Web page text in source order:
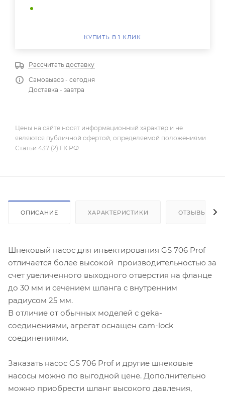
КУПИТЬ В 1 КЛИК
Рассчитать доставку
Самовывоз - сегодня
Доставка - завтра
Цены на сайте носят информационный характер и не
являются публичной офертой, определяемой положениями
Статьи 437 (2) ГК РФ.
ОПИСАНИЕ ХАРАКТЕРИСТИКИ ОТЗЫВЫ
Шнековый насос для инъектирования GS 706 Prof
отличается более высокой производительностью за
счет увеличенного выходного отверстия на фланце
до 30 мм и сечением шланга с внутренним
радиусом 25 мм.
В отличие от обычных моделей с geka-
соединениями, агрегат оснащен cam-lock
соединениями.
Заказать насос GS 706 Prof и другие шнековые
насосы можно по выгодной цене. Дополнительно
можно приобрести шланг высокого давления,